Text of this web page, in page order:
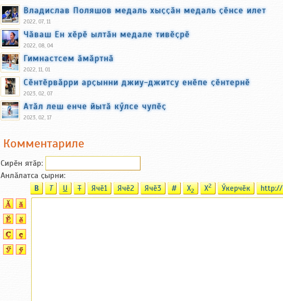
Владислав Поляшов медаль хыҫҫӑн медаль ҫӗнсе илет
2022, 07, 11
Чӑваш Ен хӗрӗ ылтӑн медале тивӗҫрӗ
2022, 08, 04
Гимнастсем ӑмӑртнӑ
2022, 11, 01
Сӗнтӗрвӑрри арҫынни джиу-джитсу енӗпе ҫӗнтернӗ
2023, 02, 07
Атӑл леш енче йытӑ кӳлсе чупӗҫ
2023, 02, 17
Комментариле
Сирӗн ятӑp:
Анлӑлатса ҫырни:
B T U T Ячӗ1 Ячӗ2 Ячӗ3 # X2 X2 Ӳкерчӗк http://